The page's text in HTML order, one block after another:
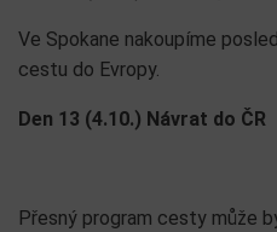
Ve Spokane nakoupíme
cestu do Evropy.
Den 13 (4.10.) Návrat do ČR
Přesný program cesty může